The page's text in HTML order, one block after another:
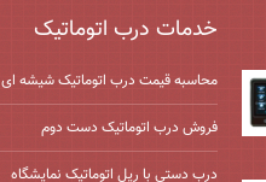
خدمات درب اتوماتیک
محاسبه قیمت درب اتوماتیک شیشه ‌ای
فروش درب اتوماتیک دست دوم
درب دستی با ریل اتوماتیک نمایشگاه